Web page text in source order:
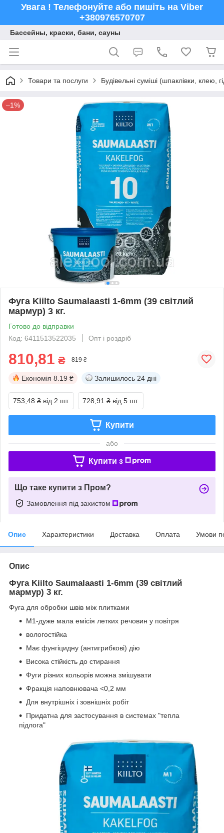
Увага ! Телефонуйте або пишіть на Viber
+380976570707
Бассейны, краски, бани, сауны
Товари та послуги Будівельні суміші (шпаклівки, клею,
–1%
Фуга Kiilto Saumalaasti 1-6mm (39 світлий
мармур) 3 кг.
Готово до відправки
Код: 6411513522035
Опт і роздріб
810,81 ₴ 819 ₴
Економія 8.19 ₴ Залишилось 24 дні
753,48 ₴ від 2 шт. 728,91 ₴ від 5 шт.
Купити
або
Купити з
Що таке купити з Пром?
Замовлення під захистом
Опис Характеристики Доставка Оплата Умови
Опис
Фуга Kiilto Saumalaasti 1-6mm (39 світлий
мармур) 3 кг.
Фуга для обробки швів між плитками
М1-дуже мала емісія летких речовин у повітря
вологостійка
Має фунгіцидну (антигрибкові) дію
Висока стійкість до стирання
Фуги різних кольорів можна змішувати
Фракція наповнювача <0,2 мм
Для внутрішніх і зовнішніх робіт
Придатна для застосування в системах "тепла
підлога"